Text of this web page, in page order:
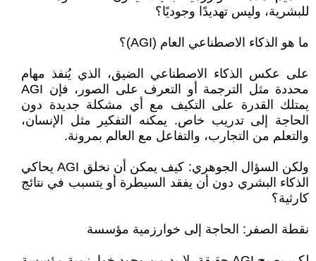
للبشرية، وليس تهديدًا وجوديًا؟
ما هو الذكاء الاصطناعي العام (AGI)؟
على عكس الذكاء الاصطناعي الضيق، الذي يُنفذ مهام
محددة مثل الترجمة أو التعرف على الصور، فإن AGI
يمتلك القدرة على التكيف مع أي مشكلة جديدة دون
الحاجة إلى تدريب خاص. يمكنه التفكير مثل الإنسان،
والتعلم من التجارب، والتفاعل مع العالم بمرونة.
ولكن السؤال الجوهري: كيف يمكن أن نخلق AGI يحاكي
الذكاء البشري دون أن يفقد السيطرة أو يتسبب في نتائج
كارثية؟
نقطة الصفر: الحاجة إلى خوارزمية مؤسسة